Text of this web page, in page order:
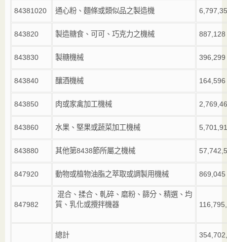
84381020 通心粉、麵條或類似品之製造機
843820 製造糖食、可可、巧克力之機械 887,128
843830 製糖機械 396,299
843840 釀酒機械 164,596
843850 肉或家禽加工機械
843860 水果、堅果或蔬菜加工機械
843880 其他第8438節所屬之機械
847920 動物或植物油脂之萃取或調製用機械 869,045
847982
混合、揉合、軋碎、磨粉、篩分、精選、均
質、乳化或攪拌機器
總計